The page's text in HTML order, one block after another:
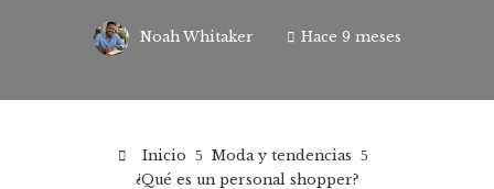
Noah Whitaker Hace 9 meses
Inicio
Moda y tendencias
¿Qué es un personal shopper?